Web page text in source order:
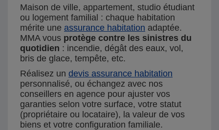
Maison de ville, appartement, studio étudiant
ou logement familial : chaque habitation
mérite une assurance habitation adaptée.
MMA vous protège contre les sinistres du
quotidien : incendie, dégât des eaux, vol,
bris de glace, tempête, etc.
Réalisez un devis assurance habitation
personnalisé, ou échangez avec nos
conseillers en agence pour ajuster vos
garanties selon votre surface, votre statut
(propriétaire ou locataire), la valeur de vos
biens et votre configuration familiale.